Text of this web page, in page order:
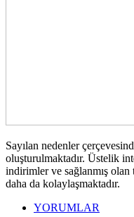
Sayılan nedenler
oluşturulmaktadır. Üstelik
indirimler ve sağlanmış
daha da kolaylaşmaktadır.
YORUMLAR